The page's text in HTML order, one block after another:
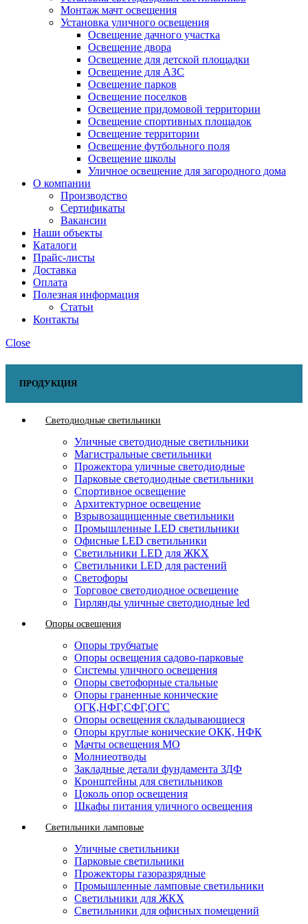
Монтаж мачт освещения
Установка уличного освещения
Освещение дачного участка
Освещение двора
Освещение для детской площадки
Освещение для АЗС
Освещение парков
Освещение поселков
Освещение придомовой территории
Освещение спортивных площадок
Освещение территории
Освещение футбольного поля
Освещение школы
Уличное освещение для загородного дома
О компании
Производство
Сертификаты
Вакансии
Наши объекты
Каталоги
Прайс-листы
Доставка
Оплата
Полезная информация
Статьи
Контакты
Close
ПРОДУКЦИЯ
Светодиодные светильники
Уличные светодиодные светильники
Магистральные светильники
Прожектора уличные светодиодные
Парковые светодиодные светильники
Спортивное освещение
Архитектурное освещение
Взрывозащищенные светильники
Промышленные LED светильники
Офисные LED светильники
Cветильники LED для ЖКХ
Светильники LED для растений
Светофоры
Торговое светодиодное освещение
Гирлянды уличные светодиодные led
Опоры освещения
Опоры трубчатые
Опоры освещения садово-парковые
Системы уличного освещения
Опоры светофорные стальные
Опоры граненные конические
ОГК,НФГ,СФГ,ОГС
Опоры освещения складывающиеся
Опоры круглые конические ОКК, НФК
Мачты освещения МО
Молниеотводы
Закладные детали фундамента ЗДФ
Кронштейны для светильников
Цоколь опор освещения
Шкафы питания уличного освещения
Светильники ламповые
Уличные светильники
Парковые светильники
Прожекторы газоразрядные
Промышленные ламповые светильники
Светильники для ЖКХ
Светильники для офисных помещений